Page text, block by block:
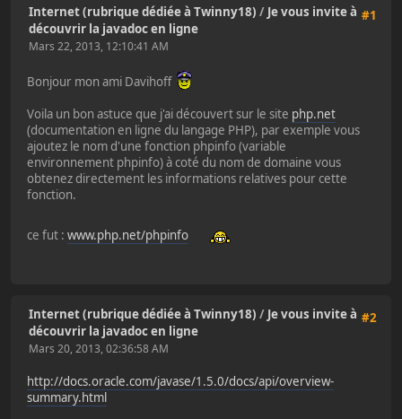
#1
Internet (rubrique dédiée à Twinny18) / Je vous invite à
découvrir la javadoc en ligne
Mars 22, 2013, 12:10:41 AM
Bonjour mon ami Davihoff
Voila un bon astuce que j'ai découvert sur le site php.net
(documentation en ligne du langage PHP), par exemple vous
ajoutez le nom d'une fonction phpinfo (variable
environnement phpinfo) à coté du nom de domaine vous
obtenez directement les informations relatives pour cette
fonction.
ce fut : www.php.net/phpinfo
#2
Internet (rubrique dédiée à Twinny18) / Je vous invite à
découvrir la javadoc en ligne
Mars 20, 2013, 02:36:58 AM
http://docs.oracle.com/javase/1.5.0/docs/api/overview-
summary.html